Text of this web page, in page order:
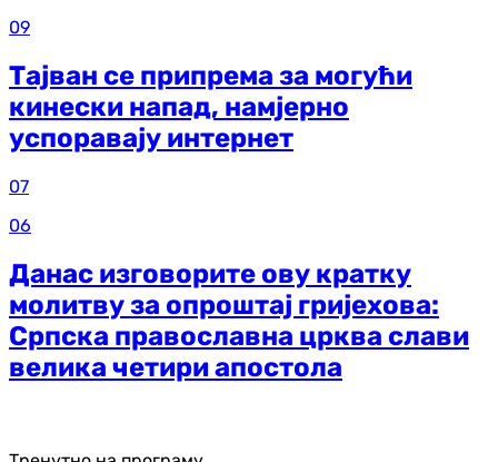
09
Тајван се припрема за могући
кинески напад, намјерно
успоравају интернет
07
06
Данас изговорите ову кратку
молитву за опроштај гријехова:
Српска православна црква слави
велика четири апостола